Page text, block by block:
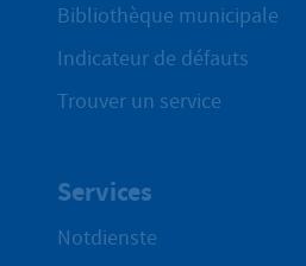
Bibliothèque municipale
Indicateur de défauts
Trouver un service
Services
Notdienste